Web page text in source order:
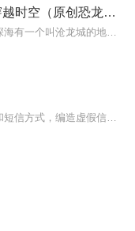
魔法食肉牛龙 第二季：穿越时空（原创恐龙小说）